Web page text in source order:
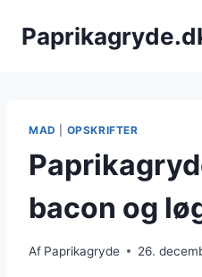
MAD OPSKRIFTER
bacon og
Af Paprikagryde 26.